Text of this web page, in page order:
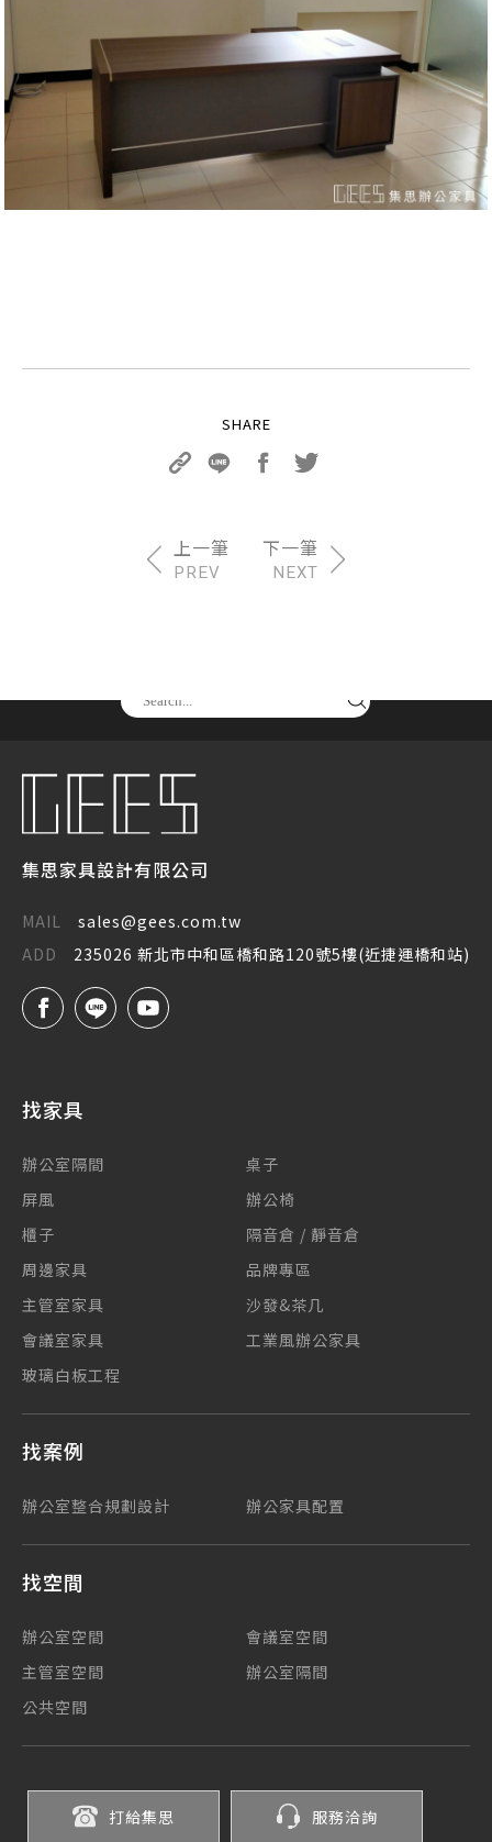
PREV NEXT
集思家具設計有限公司
MAIL
sales@gees.com.tw
ADD
235026 新北市中和區橋和路120號5樓(近捷運橋和站)
找家具
辦公室隔間
桌子
屏風
辦公椅
櫃子
隔音倉 / 靜音倉
周邊家具
品牌專區
主管室家具
沙發&茶几
會議室家具
工業風辦公家具
玻璃白板工程
找案例
辦公室整合規劃設計 辦公家具配置
找空間
辦公室空間
會議室空間
主管室空間
辦公室隔間
公共空間
打給集思 服務洽詢